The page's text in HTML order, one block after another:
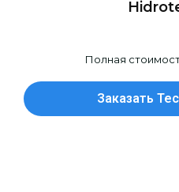
Полная
Заказать